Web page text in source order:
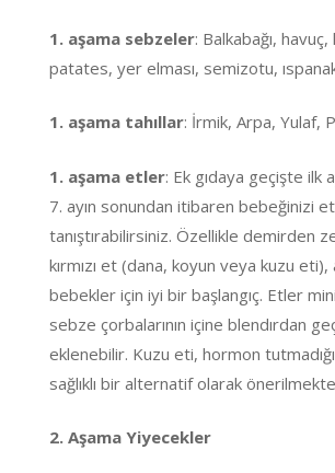
1. aşama sebzeler: Balkabağı, havuç,
patates, yer elması, semizotu,
1. aşama tahıllar: İrmik, Arpa, Yulaf,
1. aşama etler: Ek gıdaya geçişte ilk
7. ayın sonundan itibaren bebeğinizi
tanıştırabilirsiniz. Özellikle demirden
kırmızı et (dana, koyun veya kuzu
bebekler için iyi bir başlangıç. Etler
sebze çorbalarının içine blendırdan
eklenebilir. Kuzu eti, hormon
sağlıklı bir alternatif olarak
2. Aşama Yiyecekler